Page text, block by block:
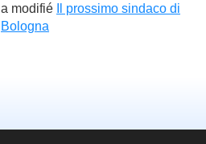
a modifié
Il prossimo sindaco di
Bologna